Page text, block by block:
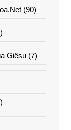
(90)
Giêsu(7)